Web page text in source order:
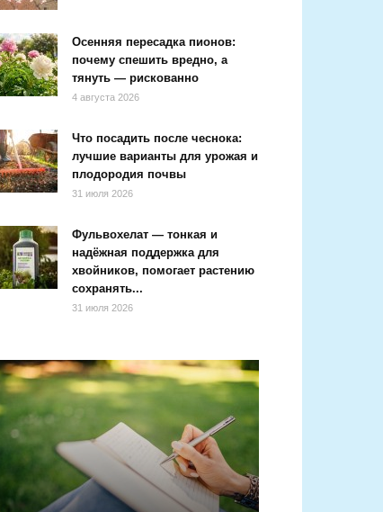
Осенняя пересадка пионов:
почему спешить вредно, а
тянуть — рискованно
4 августа 2026
Что посадить после чеснока:
лучшие варианты для урожая и
плодородия почвы
31 июля 2026
Фульвохелат — тонкая и
надёжная поддержка для
хвойников, помогает растению
сохранять...
31 июля 2026